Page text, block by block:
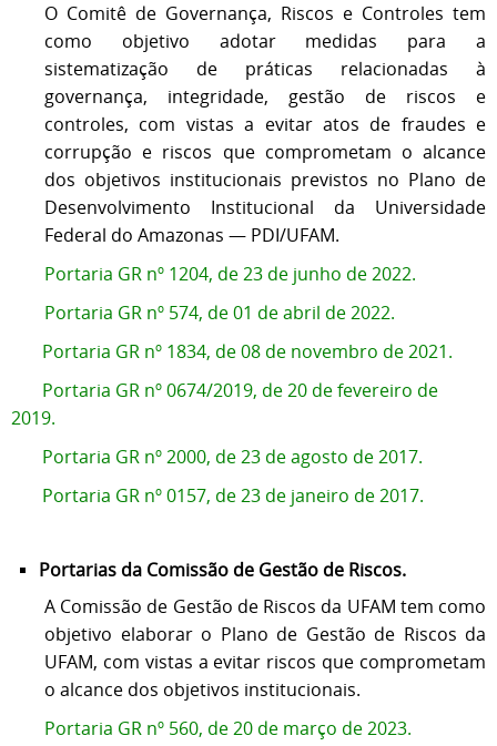
O Comitê de Governança, Riscos e Controles tem
como objetivo adotar medidas para a
sistematização de práticas relacionadas à
governança, integridade, gestão de riscos e
controles, com vistas a evitar atos de fraudes e
corrupção e riscos que comprometam o alcance
dos objetivos institucionais previstos no Plano de
Desenvolvimento Institucional da Universidade
Federal do Amazonas — PDI/UFAM.
Portaria GR nº 1204, de 23 de junho de 2022.
Portaria GR nº 574, de 01 de abril de 2022.
Portaria GR nº 1834, de 08 de novembro de 2021.
Portaria GR nº 0674/2019, de 20 de fevereiro de
2019.
Portaria GR nº 2000, de 23 de agosto de 2017.
Portaria GR nº 0157, de 23 de janeiro de 2017.
Portarias da Comissão de Gestão de Riscos.
A Comissão de Gestão de Riscos da UFAM tem como
objetivo elaborar o Plano de Gestão de Riscos da
UFAM, com vistas a evitar riscos que comprometam
o alcance dos objetivos institucionais.
Portaria GR nº 560, de 20 de março de 2023.